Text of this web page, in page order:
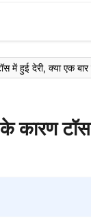
देरी, क्या एक बार
टॉस में